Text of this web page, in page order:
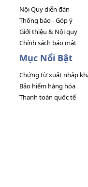
Nội Quy diễn đàn
Thông báo - Góp ý
Giới thiệu & Nội quy
Chính sách bảo mật
Mục Nổi Bật
Chứng từ xuất nhập
Bảo hiểm hàng hóa
Thanh toán quốc tế